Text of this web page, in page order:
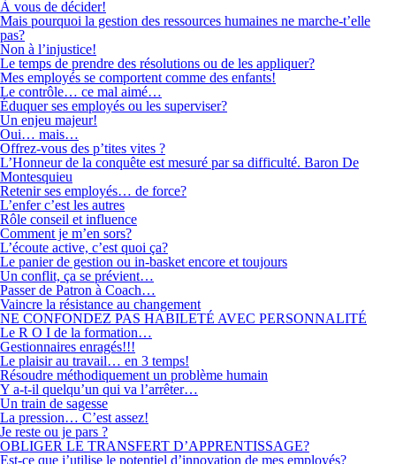
À vous de décider!
Mais pourquoi la gestion des ressources humaines ne marche-t’elle
pas?
Non à l’injustice!
Le temps de prendre des résolutions ou de les appliquer?
Mes employés se comportent comme des enfants!
Le contrôle… ce mal aimé…
Éduquer ses employés ou les superviser?
Un enjeu majeur!
Oui… mais…
Offrez-vous des p’tites vites ?
L’Honneur de la conquête est mesuré par sa difficulté. Baron De
Montesquieu
Retenir ses employés… de force?
L’enfer c’est les autres
Rôle conseil et influence
Comment je m’en sors?
L’écoute active, c’est quoi ça?
Le panier de gestion ou in-basket encore et toujours
Un conflit, ça se prévient…
Passer de Patron à Coach…
Vaincre la résistance au changement
NE CONFONDEZ PAS HABILETÉ AVEC PERSONNALITÉ
Le R O I de la formation…
Gestionnaires enragés!!!
Le plaisir au travail… en 3 temps!
Résoudre méthodiquement un problème humain
Y a-t-il quelqu’un qui va l’arrêter…
Un train de sagesse
La pression… C’est assez!
Je reste ou je pars ?
OBLIGER LE TRANSFERT D’APPRENTISSAGE?
Est-ce que j’utilise le potentiel d’innovation de mes employés?